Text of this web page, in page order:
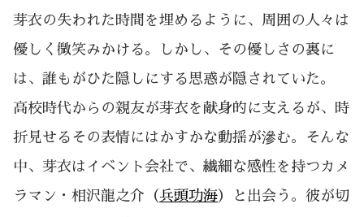
芽衣の失われた時間を埋めるように、周囲の人々は
優しく微笑みかける。しかし、その優しさの裏に
は、誰もがひた隠しにする思惑が隠されていた。
高校時代からの親友が芽衣を献身的に支えるが、時
折見せるその表情にはかすかな動揺が滲む。そんな
中、芽衣はイベント会社で、繊細な感性を持つカメ
ラマン・相沢龍之介（兵頭功海）と出会う。彼が切